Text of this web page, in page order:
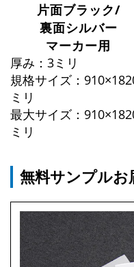
片面ブラック/
裏面シルバー
マーカー用
厚み：3ミリ
規格サイズ：
ミリ
最大サイズ：
ミリ
無料サンプルお